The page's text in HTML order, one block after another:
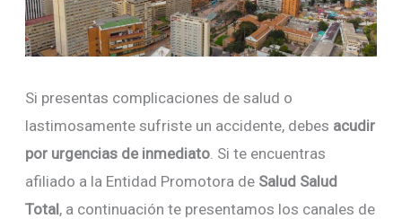
Si presentas complicaciones de salud o
lastimosamente sufriste un accidente, debes acudir
por urgencias de inmediato . Si te encuentras
afiliado a la Entidad Promotora de Salud Salud
Total, a continuación te presentamos los canales de